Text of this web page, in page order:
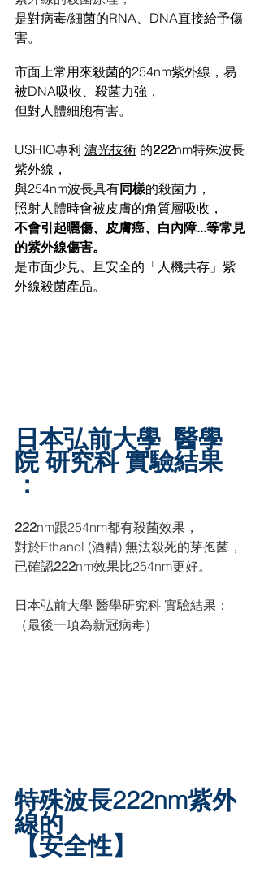
是對病毒/細菌的RNA、DNA直接給予傷
害。
市面上常用來殺菌的254nm紫外線，易
被DNA吸收、殺菌力強，
但對人體細胞有害。
USHIO專利 濾光技術 的222nm特殊波長
紫外線，
與254nm波長具有同樣的殺菌力，
照射人體時會被皮膚的角質層吸收，
不會引起曬傷、皮膚癌、白內障...等常見
的紫外線傷害。
是市面少見、且安全的「人機共存」紫
外線殺菌產品。
日本弘前大學  醫學
院 研究科 實驗結果
：
222nm跟254nm都有殺菌效果，
對於Ethanol (酒精) 無法殺死的芽孢菌，
已確認222nm效果比254nm更好。
日本弘前大學 醫學研究科 實驗結果：
（最後一項為新冠病毒）
特殊波長222nm紫外
線的
【安全性】